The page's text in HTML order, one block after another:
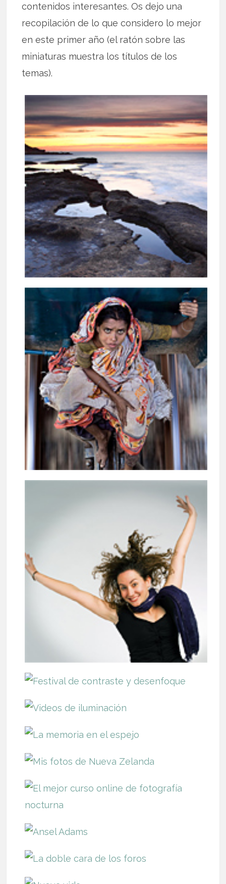
contenidos interesantes. Os dejo una
recopilación de lo que considero lo mejor
en este primer año (el ratón sobre las
miniaturas muestra los títulos de los
temas).